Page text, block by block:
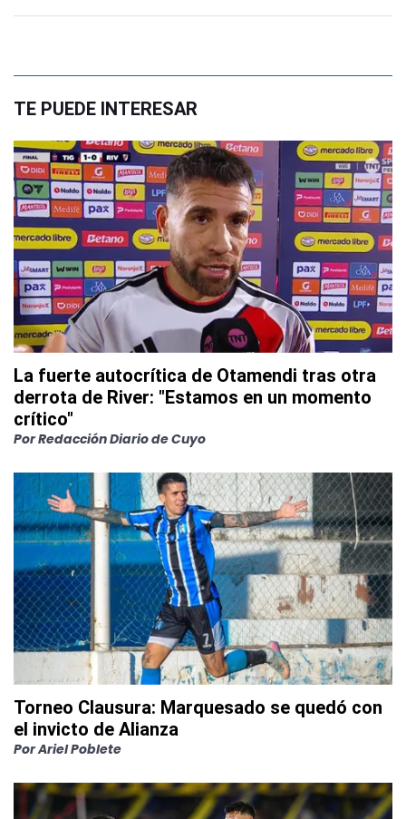
TE PUEDE INTERESAR
La fuerte autocrítica de Otamendi tras otra
derrota de River: "Estamos en un momento
crítico"
PorRedacción Diario de Cuyo
Torneo Clausura: Marquesado se quedó con
el invicto de Alianza
PorAriel Poblete